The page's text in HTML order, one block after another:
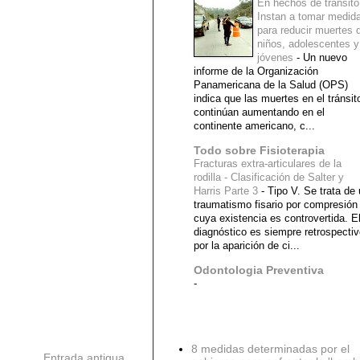
En hechos de tránsito
Instan a tomar
para reducir muertes
niños, adolescentes y
jóvenes - Un nuevo
informe de la Organización
Panamericana de la Salud (OPS)
indica que las muertes en el
continúan aumentando en el
continente americano, c...
Todo sobre Fisioterapia
Fracturas extra-articulares de la
rodilla - Clasificación de Salter y
Harris Parte 3 - Tipo V. Se trata de
traumatismo fisario por compresión
cuya existencia es controvertida. El
diagnóstico es siempre
por la aparición de ci...
Odontologia Preventiva
-
8 medidas determinadas por el